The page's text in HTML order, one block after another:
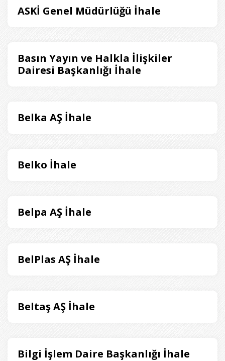
ASKİ Genel Müdürlüğü İhale
Basın Yayın ve Halkla İlişkiler
Dairesi Başkanlığı İhale
Belka AŞ İhale
Belko İhale
Belpa AŞ İhale
BelPlas AŞ İhale
Beltaş AŞ İhale
Bilgi İşlem Daire Başkanlığı İhale